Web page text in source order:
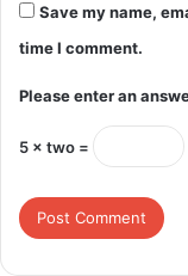
Save my name,
time I comment.
Please enter an
5 × two =